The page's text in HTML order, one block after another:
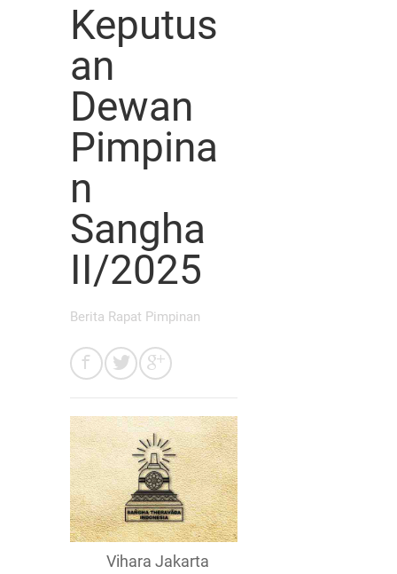
Keputus
an
Dewan
Pimpina
n
Sangha
II/2025
Berita Rapat Pimpinan
Vihara Jakarta